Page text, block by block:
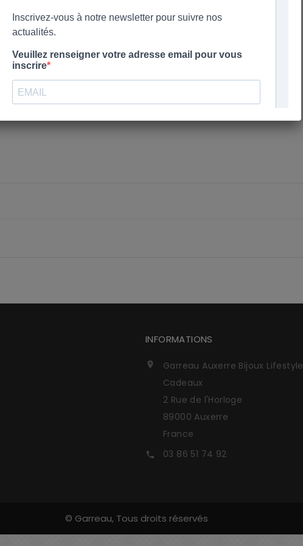
Créer une nouvelle liste
Annuler Créer une liste d'envies
Annuler
INFORMATIONS

Garreau Auxerre Bijoux Lifestyle
Cadeaux
2 Rue de l'Horloge
89000 Auxerre
France
 03 86 51 74 92
© Garreau, Tous droits réservés